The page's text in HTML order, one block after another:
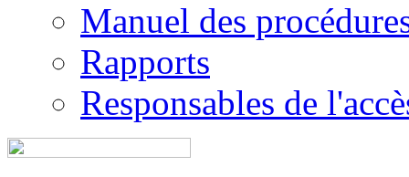
Manuel des
Rapports
Responsables de